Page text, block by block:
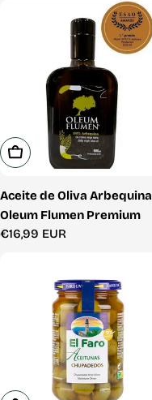
Añadir A La Cesta
Aceite de Oliva Arbequina
Oleum Flumen Premium
Precio
€16,99 EUR